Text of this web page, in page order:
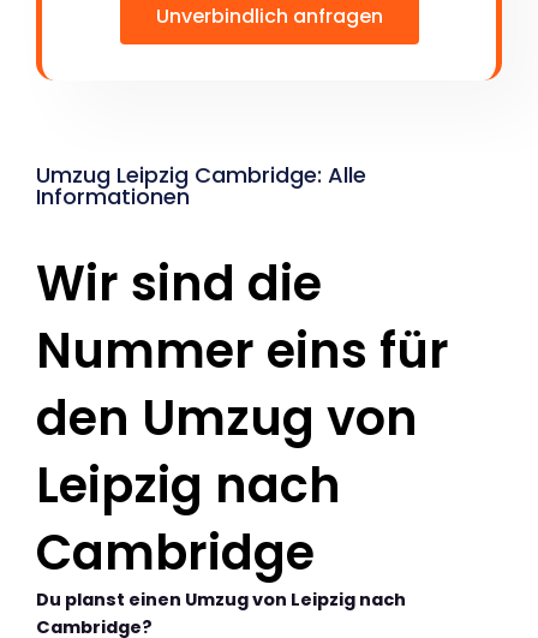
Unverbindlich anfragen
Umzug Leipzig Cambridge: Alle
Informationen
Wir sind die
Nummer eins für
den Umzug von
Leipzig nach
Cambridge
Du planst einen Umzug von Leipzig nach
Cambridge?